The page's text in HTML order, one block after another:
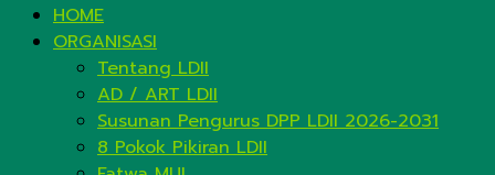
HOME
ORGANISASI
Tentang LDII
AD / ART LDII
Susunan Pengurus DPP LDII 2026-2031
8 Pokok Pikiran LDII